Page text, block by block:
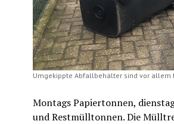
Umgekippte Abfallbehälter sind vor allem
Montags Papiertonnen,
und Restmülltonnen. Die